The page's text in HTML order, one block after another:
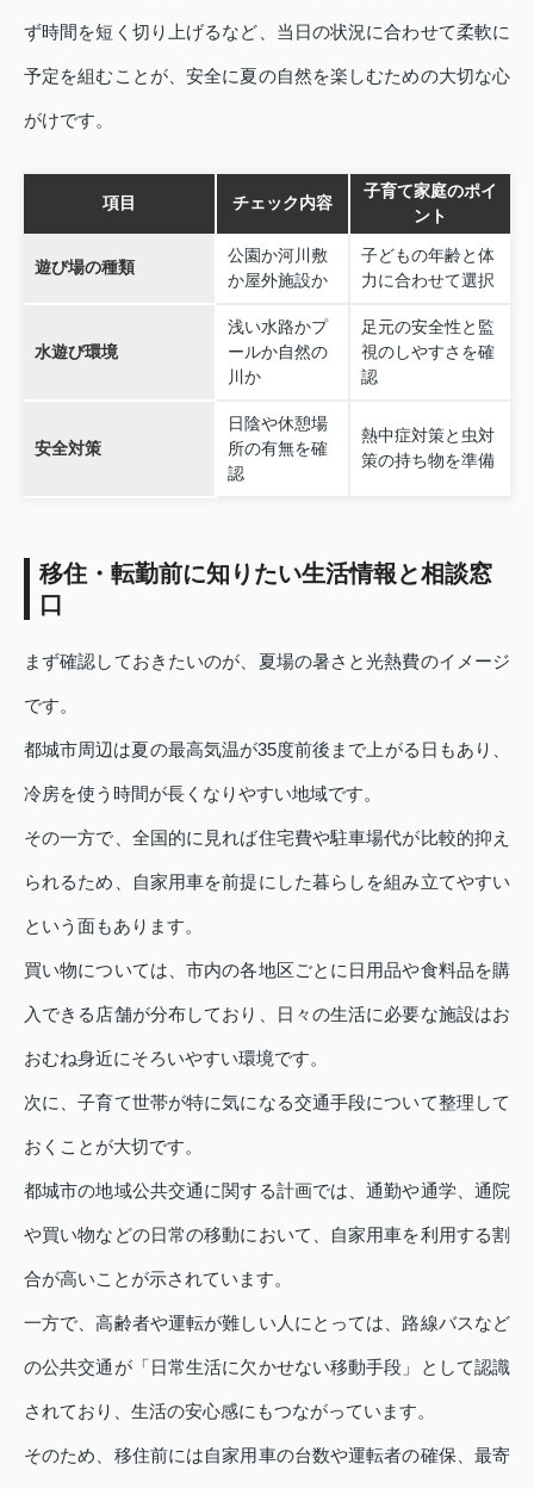
ず時間を短く切り上げるなど、当日の状況に合わせて柔軟に
予定を組むことが、安全に夏の自然を楽しむための大切な心
がけです。
項目 チェック内容
子育て家庭のポイ
ント
遊び場の種類
公園か河川敷
か屋外施設か
子どもの年齢と体
力に合わせて選択
水遊び環境
浅い水路かプ
ールか自然の
川か
足元の安全性と監
視のしやすさを確
認
安全対策
日陰や休憩場
所の有無を確
認
熱中症対策と虫対
策の持ち物を準備
移住・転勤前に知りたい生活情報と相談窓
口
まず確認しておきたいのが、夏場の暑さと光熱費のイメージ
です。
都城市周辺は夏の最高気温が35度前後まで上がる日もあり、
冷房を使う時間が長くなりやすい地域です。
その一方で、全国的に見れば住宅費や駐車場代が比較的抑え
られるため、自家用車を前提にした暮らしを組み立てやすい
という面もあります。
買い物については、市内の各地区ごとに日用品や食料品を購
入できる店舗が分布しており、日々の生活に必要な施設はお
おむね身近にそろいやすい環境です。
次に、子育て世帯が特に気になる交通手段について整理して
おくことが大切です。
都城市の地域公共交通に関する計画では、通勤や通学、通院
や買い物などの日常の移動において、自家用車を利用する割
合が高いことが示されています。
一方で、高齢者や運転が難しい人にとっては、路線バスなど
の公共交通が「日常生活に欠かせない移動手段」として認識
されており、生活の安心感にもつながっています。
そのため、移住前には自家用車の台数や運転者の確保、最寄